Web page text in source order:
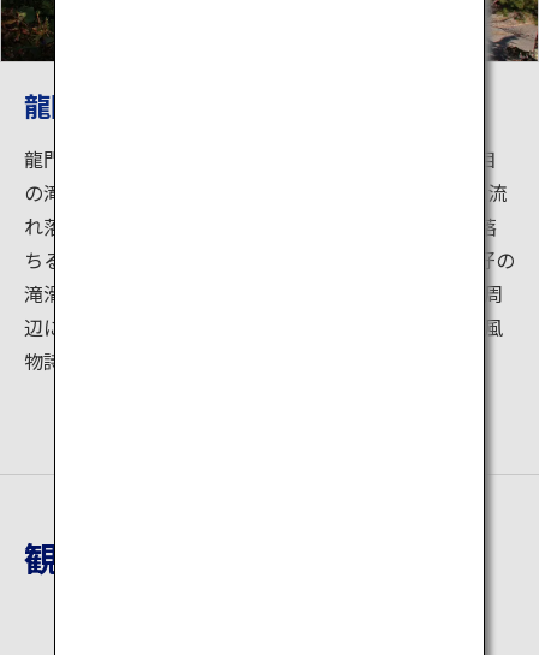
龍門の滝
龍門の滝は松木川沿いの竜門寺の境内にある滝で1段目
の滝は高さ20m，幅40mで深い滝壷があり、滝壺から流
れ落ちる2段目の滝は安山岩の岩壁を滑るように流れ落
ちる約50ｍの滝になっています。この2段目の滝が絶好の
滝滑りになっており、夏には若者や子供達の歓声が滝周
辺にこだましにぎわいます。夏の滝滑りはこの地方の風
物詩です。
観光地詳細